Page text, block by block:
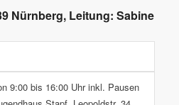
Nürnberg, Leitung: Sabine
9:00 bis 16:00 Uhr inkl. Pausen